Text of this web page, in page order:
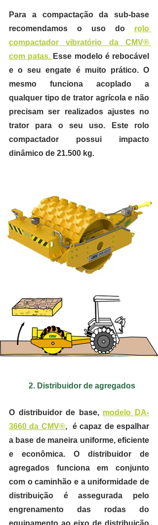
Para a compactação da sub-base
recomendamos o uso do rolo
compactador vibratório da CMV®
com patas. Esse modelo é rebocável
e o seu engate é muito prático. O
mesmo funciona acoplado a
qualquer tipo de trator agrícola e não
precisam ser realizados ajustes no
trator para o seu uso. Este rolo
compactador possui impacto
dinâmico de 21.500 kg.
2. Distribuidor de agregados
O distribuidor de base, modelo DA-
3660 da CMV®,  é capaz de espalhar
a base de maneira uniforme, eficiente
e econômica. O distribuidor de
agregados funciona em conjunto
com o caminhão e a uniformidade de
distribuição é assegurada pelo
engrenamento das rodas do
equipamento ao eixo de distribuição